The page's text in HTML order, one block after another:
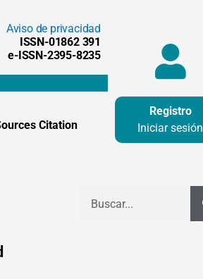
Aviso de privacidad
ISSN-01862 391
e-ISSN-2395-8235
Citation
Registro
Iniciar sesión